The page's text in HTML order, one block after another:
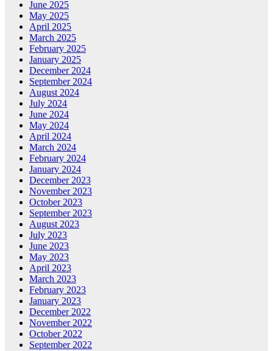
June 2025
May 2025
April 2025
March 2025
February 2025
January 2025
December 2024
September 2024
August 2024
July 2024
June 2024
May 2024
April 2024
March 2024
February 2024
January 2024
December 2023
November 2023
October 2023
September 2023
August 2023
July 2023
June 2023
May 2023
April 2023
March 2023
February 2023
January 2023
December 2022
November 2022
October 2022
September 2022